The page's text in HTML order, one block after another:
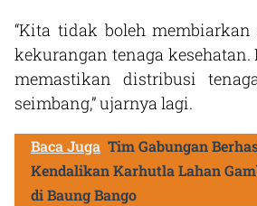
“Kita tidak boleh
kekurangan tenaga kesehatan.
memastikan distribusi
seimbang,” ujarnya lagi.
Baca Juga Tim Gabungan
Kendalikan Karhutla Lahan
di Baung Bango